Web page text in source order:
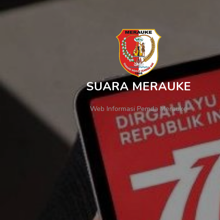
SUARA MERAUKE
Web Informasi Pemda Merauke